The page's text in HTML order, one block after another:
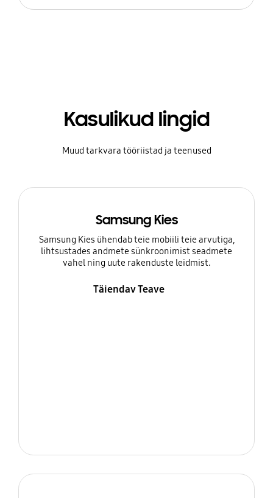
Kasulikud lingid
Muud tarkvara tööriistad ja teenused
Samsung Kies
Samsung Kies ühendab teie mobiili teie arvutiga,
lihtsustades andmete sünkroonimist seadmete
vahel ning uute rakenduste leidmist.
Täiendav Teave